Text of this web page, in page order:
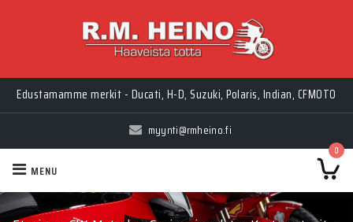
Edustamamme merkit - Ducati, H-D, Suzuki, Polaris, Indian, CFMOTO
myynti@rmheino.fi
0
MENU